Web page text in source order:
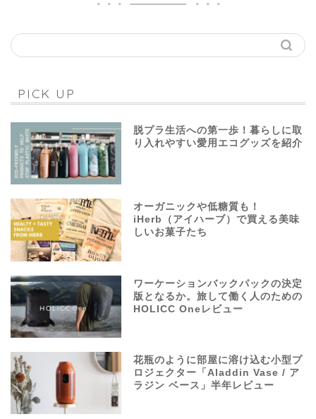
PICK UP
脱プラ生活への第一歩！暮らしに取
り入れやすい愛用エコグッズを紹介
オーガニックや低糖質も！
iHerb（アイハーブ）で買える美味
しいお菓子たち
ワーケーションバックパックの決定
版となるか。旅して働く人のための
HOLICC Oneレビュー
花瓶のように部屋に溶け込む小型プ
ロジェクター「Aladdin Vase / ア
ラジン ベース」半年レビュー